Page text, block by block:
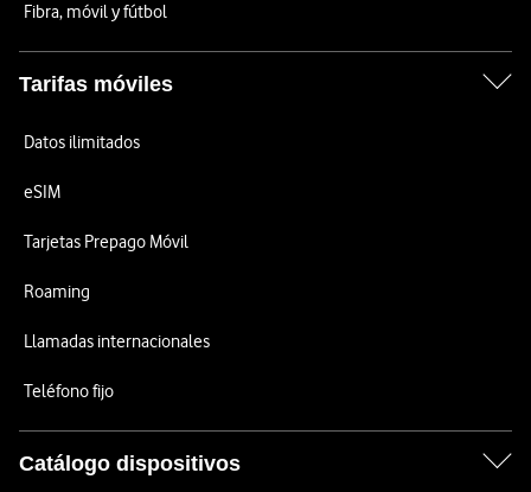
Fibra, móvil y fútbol
Tarifas móviles
Datos ilimitados
eSIM
Tarjetas Prepago Móvil
Roaming
Llamadas internacionales
Teléfono fijo
Catálogo dispositivos